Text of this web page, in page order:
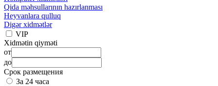
Qida məhsullarının hazırlanması
Heyvanlara qulluq
Digər xidmətlər
VIP
Xidmətin qiyməti
от
до
Срок размещения
За 24 часа